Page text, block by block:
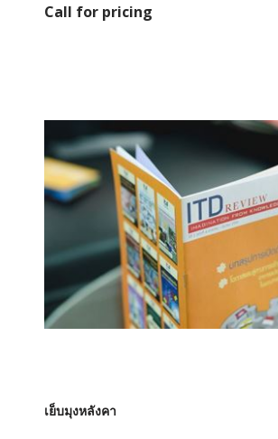
Call for pricing
เย็บมุงหลังคา